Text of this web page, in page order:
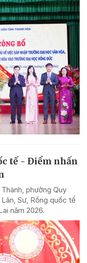
tế - Điểm nhấn
phường Quy
Sư, Rồng quốc tế
năm 2026.